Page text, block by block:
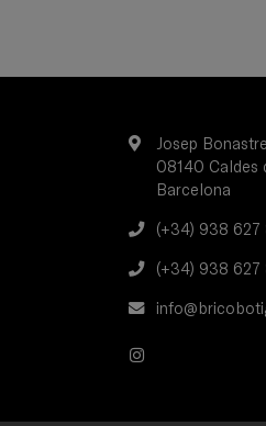
Josep
08140 Caldes
Barcelona
(+34) 938
(+34) 938 627